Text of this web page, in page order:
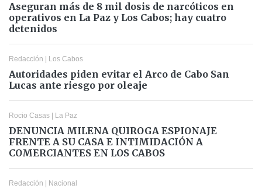
Aseguran más de 8 mil dosis de narcóticos en
operativos en La Paz y Los Cabos; hay cuatro
detenidos
Redacción Los Cabos
Autoridades piden evitar el Arco de Cabo San
Lucas ante riesgo por oleaje
Rocio Casas La Paz
DENUNCIA MILENA QUIROGA ESPIONAJE
FRENTE A SU CASA E INTIMIDACIÓN A
COMERCIANTES EN LOS CABOS
Redacción Nacional